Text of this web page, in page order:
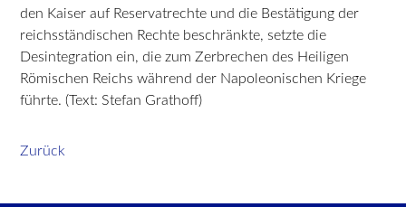
den Kaiser auf Reservatrechte und die Bestätigung der
reichsständischen Rechte beschränkte, setzte die
Desintegration ein, die zum Zerbrechen des Heiligen
Römischen Reichs während der Napoleonischen Kriege
führte. (Text: Stefan Grathoff)
Zurück